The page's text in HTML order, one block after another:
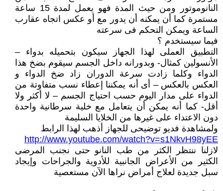
النانوموتور ومن حيث المدة فهو يعمل لمدة 15 ساعة
مستمرة كما أن يمكنه أن يدور مع أو عكس اتجاه عقارب
الساعة ويمكن التحكم فى سرعته
فيما سيستخدم ؟
التطبيق العملى لهذا الجهاز سيكون بتحميله بدواء –
الأنسولين كمثال- وبدورانه داخل الجسم سيقوم بضخ هذا
الدواء وكلما زادت سرعة الدوران زاد ضخ الدواء و
العكس بالعكس – أى أنه يمكننا إعطاء نسب متفاوتة من
الدواء على مدار اليوم حسب احتياج الجسم – لا أكثر ولا
أقل- كما أنه يمكن أن يتعامل مع خلية سرطانية واحدة
دون الاعتداء على غيرها من الخلايا السليمة
ولمشاهدة فديو توضيحى للجهاز أذهب لهذا الرابط
http://www.youtube.com/watch?v=s1NkvH98yEE
لازلنا ننتظر الكثر من طب النانو حتى نجنب المرضى
الكثير من الأعراض الجانبية للأدوية والجراحات وإيجاد
سبل جديدة لعلاج أمراض نراها الآن مستعصية